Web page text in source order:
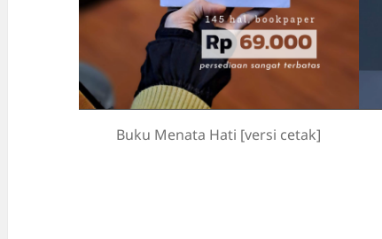
Buku Menata Hati [versi cetak]